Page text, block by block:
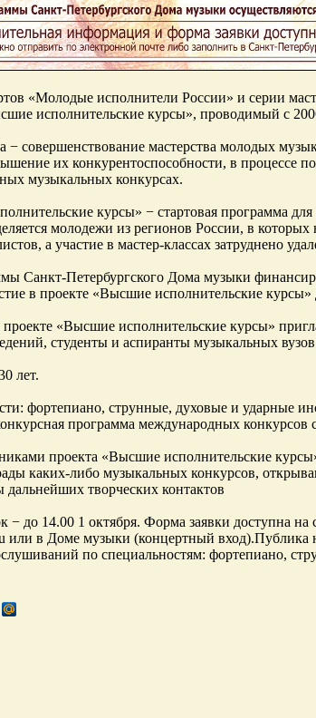
«Молодые исполнители России» и серии
исполнительские курсы», проводимый с
− совершенствование мастерства молодых
их конкурентоспособности, в процессе
музыкальных конкурсах.
курсы» − стартовая программа
молодежи из регионов России, в
а участие в мастер-классах затруднено
Санкт-Петербургского Дома музыки
в проекте «Высшие исполнительские курсы»
«Высшие исполнительские курсы»
студенты и аспиранты музыкальных
лет.
фортепиано, струнные, духовые и ударные
программа международных конкурсов
проекта «Высшие исполнительские
каких-либо музыкальных конкурсов,
дальнейших творческих контактов
− до 14.00 1 октября. Форма заявки доступна
или в Доме музыки (концертный вход).Публика
по специальностям: фортепиано,